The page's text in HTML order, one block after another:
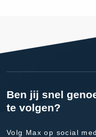
Ben jij snel
te volgen?
Volg Max op social